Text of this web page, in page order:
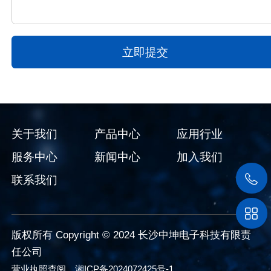
关于我们 产品中心
应用行业
服务中心
新闻中心
加入我们
联系我们
版权所有 Copyright © 2024 长沙中坤电子科技有限责
任公司
营业执照查阅 湘ICP备2024072425号-1